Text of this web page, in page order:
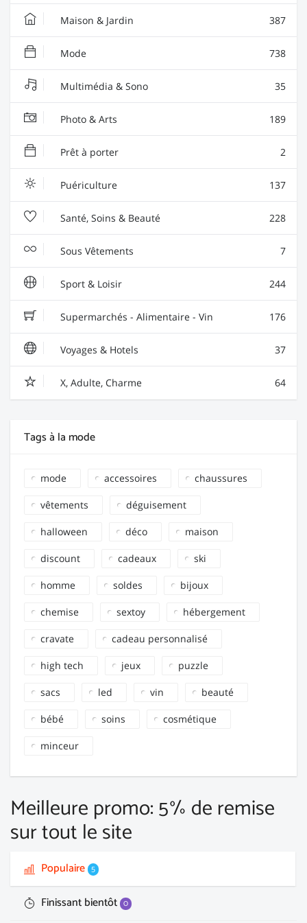
Maison & Jardin 387
Mode 738
Multimédia & Sono 35
Photo & Arts 189
Prêt à porter 2
Puériculture 137
Santé, Soins & Beauté 228
Sous Vêtements 7
Sport & Loisir 244
Supermarchés - Alimentaire - Vin 176
Voyages & Hotels 37
X, Adulte, Charme 64
Tags à la mode
mode accessoires chaussures
vêtements déguisement
halloween déco maison
discount cadeaux ski
homme soldes bijoux
chemise sextoy hébergement
cravate cadeau personnalisé
high tech jeux puzzle
sacs led vin beauté
bébé soins cosmétique
minceur
Meilleure promo: 5% de remise
sur tout le site
Populaire 5
Finissant bientôt 0